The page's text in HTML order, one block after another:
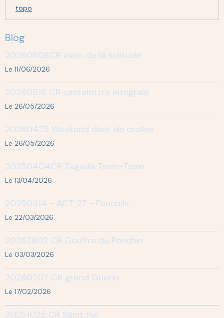
topo
Blog
20260608CR aven de la solitude
Le 11/06/2026
20260516 CR castelettre integrale
Le 26/05/2026
20260425 Weekend dent de crolles
Le 26/05/2026
20250404CR Tagada Tsoin-Tsoin
Le 13/04/2026
20250314 - ACT 27 - Fenouils
Le 22/03/2026
20262802 CR Gouffre du Ponchin
Le 03/03/2026
20260207 CR grand Guerin
Le 17/02/2026
20251025 CR Saint Ser